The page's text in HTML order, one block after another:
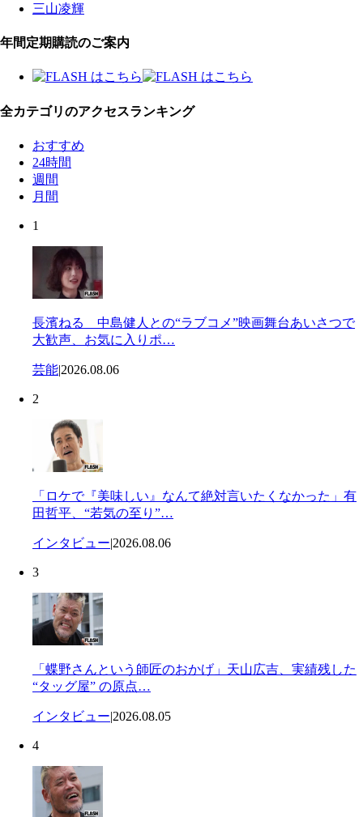
三山凌輝
年間定期購読のご案内
全カテゴリのアクセスランキング
おすすめ
24時間
週間
月間
1
長濱ねる 中島健人との“ラブコメ”映画舞台あいさつで
大歓声、お気に入りポ…
芸能|2026.08.06
2
「ロケで『美味しい』なんて絶対言いたくなかった」有
田哲平、“若気の至り”…
インタビュー|2026.08.06
3
「蝶野さんという師匠のおかげ」天山広吉、実績残した
“タッグ屋” の原点…
インタビュー|2026.08.05
4